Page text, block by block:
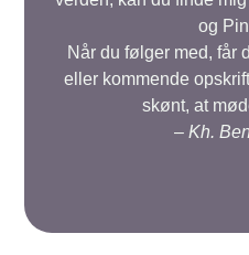
og
Når du følger med, får
eller kommende
skønt, at
– Kh.